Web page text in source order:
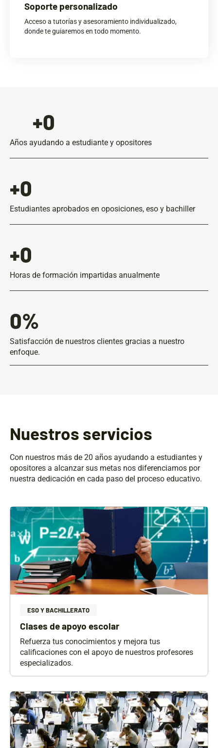
Soporte personalizado
Acceso a tutorías y asesoramiento individualizado,
donde te guiaremos en todo momento.
+0
Años ayudando a estudiante y opositores
+0
Estudiantes aprobados en oposiciones, eso y bachiller
+0
Horas de formación impartidas anualmente
0%
Satisfacción de nuestros clientes gracias a nuestro
enfoque.
Nuestros servicios
Con nuestros más de 20 años ayudando a estudiantes y
opositores a alcanzar sus metas nos diferenciamos por
nuestra dedicación en cada paso del proceso educativo.
ESO Y BACHILLERATO
Clases de apoyo escolar
Refuerza tus conocimientos y mejora tus
calificaciones con el apoyo de nuestros profesores
especializados.